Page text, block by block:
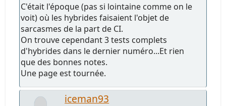
C'était l'époque (pas si lointaine comme on le
voit) où les hybrides faisaient l'objet de
sarcasmes de la part de CI.
On trouve cependant 3 tests complets
d'hybrides dans le dernier numéro...Et rien
que des bonnes notes.
Une page est tournée.
iceman93